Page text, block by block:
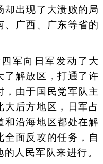
却出现了大溃败的局
、广西、广东等省的
军向日军发动了大
了解放区，打通了许
，由于国民党军队主
大后方地区，日军占
和沿海地区都处在解
全面反攻的任务，自
人民军队来进行。